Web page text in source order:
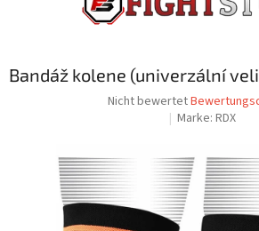
Bandáž kolene (univerzální
Die
durchschnittliche
0,0
von
5
Sternen.
Nicht bewertet
Marke:RDX